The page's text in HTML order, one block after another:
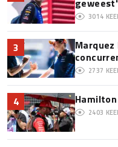
geweest'
3014
3
2737
4
2403